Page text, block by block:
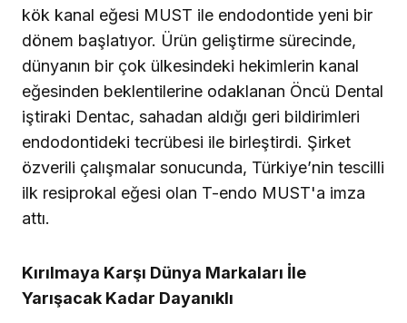
kök kanal eğesi MUST ile endodontide yeni bir
dönem başlatıyor. Ürün geliştirme sürecinde,
dünyanın bir çok ülkesindeki hekimlerin kanal
eğesinden beklentilerine odaklanan Öncü Dental
iştiraki Dentac, sahadan aldığı geri bildirimleri
endodontideki tecrübesi ile birleştirdi. Şirket
özverili çalışmalar sonucunda, Türkiye’nin tescilli
ilk resiprokal eğesi olan T-endo MUST'a imza
attı.
Kırılmaya Karşı Dünya Markaları İle
Yarışacak Kadar Dayanıklı